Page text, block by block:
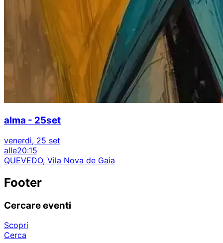
alma - 25set
venerdì, 25 set
alle20:15
QUEVEDO, Vila Nova de Gaia
Footer
Cercare eventi
Scopri
Cerca